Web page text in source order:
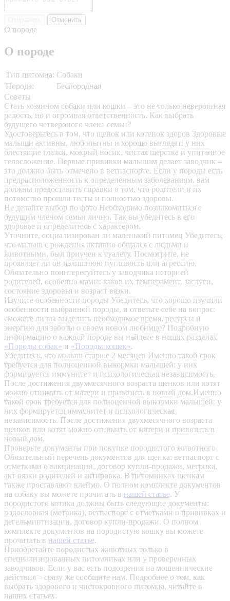
Отменить
О породе
О породе
Тип питомца: Собаки
Порода:
Беспородная
Советы
Стать хозяином собаки или кошки – это не только невероятная
радость, но и огромная ответственность. Как выбрать
будущего четвероного члена семьи?
Удостоверьтесь в том, что щенок или котенок здоров Здоровые
малыши активны, любопытны и хорошо выглядят: у них
блестящие глазки, мокрый носик, чистая шерстка и упитанное
телосложение. Первые прививки малышам делает заводчик –
это должно быть отмечено в ветпаспорте. Если у породы есть
предрасположенность к определенным заболеваниям, вам
должны предоставить справки о том, что родители и их
потомство прошли тесты и полностью здоровы.
Не делайте выбор по фото Необходимо познакомиться с
будущим членом семьи лично. Так вы убедитесь в его
здоровье и определитесь с характером.
Уточните, социализирован ли маленький питомец Убедитесь,
что малыш с рождения активно общался с людьми и
животными, был приучен к туалету. Посмотрите, не
проявляет ли он излишнюю пугливость или агрессию.
Обязательно поинтересуйтесь у заводчика историей
родителей, особенно мамы: каков их темперамент, заслуги,
состояние здоровья и возраст вязки.
Изучите особенности породы Убедитесь, что хорошо изучили
особенности выбранной породы, и ответьте себе на вопрос:
сможете ли вы выделить необходимое время, ресурсы и
энергию для заботы о своем новом любимце? Подробную
информацию о каждой породе вы найдете в наших разделах
«Породы собак» и «Породы кошек».
Убедитесь, что малыш старше 2 месяцев Именно такой срок
требуется для полноценной выкормки малышей: у них
формируется иммунитет и психологическая независимость.
После достижения двухмесячного возраста щенков или котят
можно отнимать от матери и привозить в новый дом.Именно
такой срок требуется для полноценной выкормки малышей: у
них формируется иммунитет и психологическая
независимость. После достижения двухмесячного возраста
щенков или котят можно отнимать от матери и привозить в
новый дом.
Проверьте документы при покупке породистого животного
Обязательный перечень документов для щенка: ветпаспорт с
отметками о вакцинации, договор купли-продажи, метрика,
акт вязки родителей и актировка. В питомниках щенкам
также проставляют клеймо. О полном комплекте документов
на собаку вы можете прочитать в нашей статье. У
породистого котика должны быть следующие документы:
родословная (метрика), ветпаспорт с отметками о прививках и
дегельминтизации, договор купли-продажи. О полном
комплекте документов на породистую кошку вы можете
прочитать в нашей статье.
Приобретайте породистых животных только в
специализированных питомниках или у проверенных
заводчиков. Если у вас есть подозрения на мошеннические
действия – сразу же сообщите нам. Подробнее о том, как
выбрать здорового и чистокровного питомца, читайте в
наших статьях: